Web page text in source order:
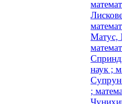
Матус,
наук ;
;